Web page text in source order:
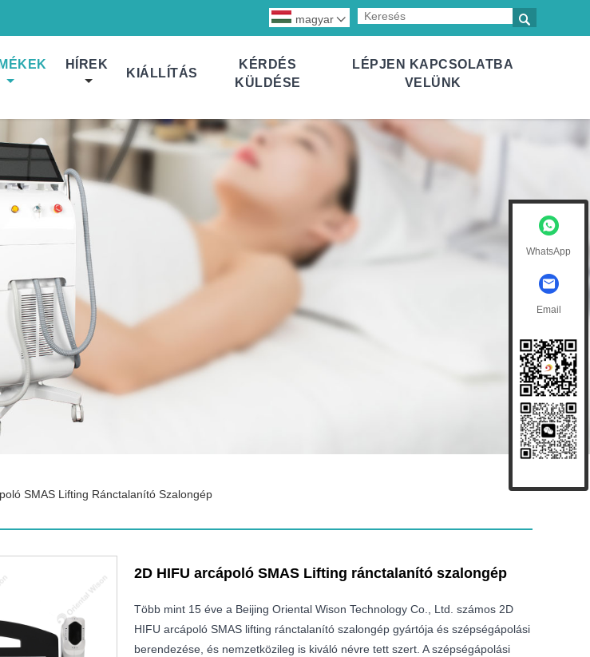

magyar 
HÍREK
KIÁLLÍTÁS
KÉRDÉS
KÜLDÉSE
LÉPJEN KAPCSOLATBA
VELÜNK
SMAS Lifting Ránctalanító Szalongép
2D HIFU arcápoló SMAS Lifting ránctalanító szalongép
Több mint 15 éve a Beijing Oriental Wison Technology Co., Ltd. számos 2D
HIFU arcápoló SMAS lifting ránctalanító szalongép gyártója és szépségápolási
berendezése, és nemzetközileg is kiváló névre tett szert. A szépségápolási
WhatsApp
Email